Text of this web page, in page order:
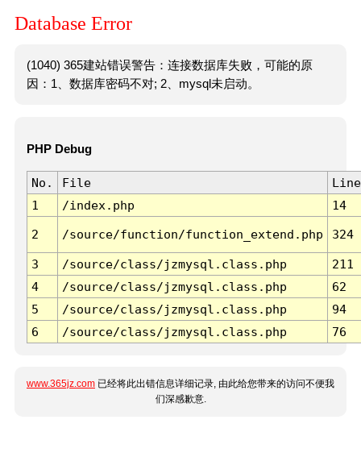
Database Error
(1040) 365建站错误警告：连接数据库失败，可能的原
因：1、数据库密码不对; 2、mysql未启动。
PHP Debug
No. File
Line
1
/index.php 14
2 /source/function/function_extend.php 324
3 /source/class/jzmysql.class.php
211
4
/source/class/jzmysql.class.php
62
5
/source/class/jzmysql.class.php
94
6
/source/class/jzmysql.class.php 76
www.365jz.com 已经将此出错信息详细记录, 由此给您带来的访问不便我
们深感歉意.